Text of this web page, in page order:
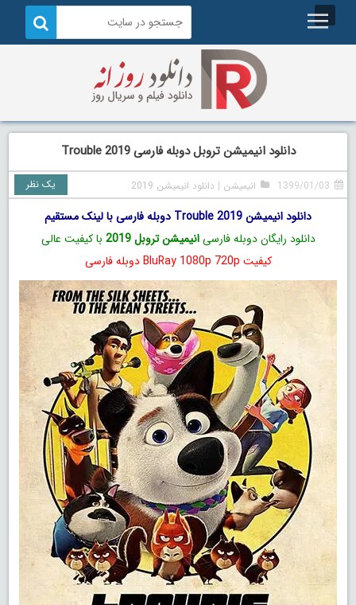
دانلود انیمیشن تروبل دوبله فارسی Trouble 2019
1399/01/03 انیمیشن | دانلود انیمیشن 2019 یک نظر
دانلود انیمیشن Trouble 2019 دوبله فارسی با لینک مستقیم
دانلود رایگان دوبله فارسیانیمیشن تروبل 2019
با کیفیت عالی
کیفیت BluRay 1080p 720p دوبله فارسی